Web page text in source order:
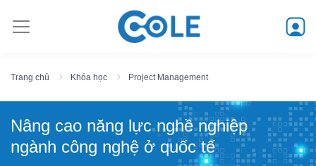
Trang chủ Khóa học Project Management
Nâng cao năng lực nghề nghiệp
ngành công nghệ ở quốc tế